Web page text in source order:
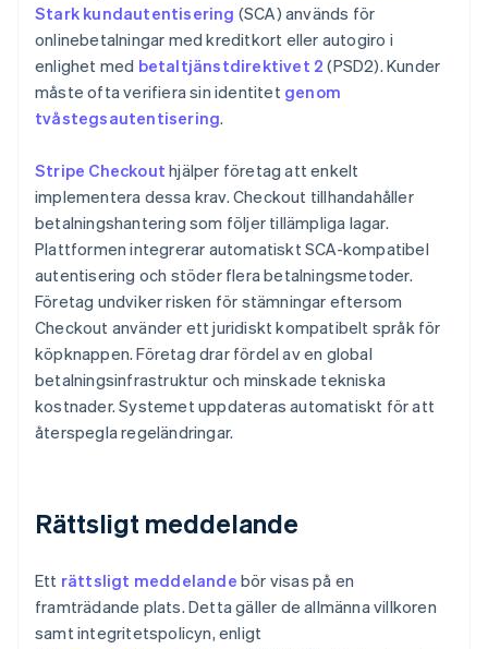
Stark kundautentisering (SCA) används för
onlinebetalningar med kreditkort eller autogiro i
enlighet med betaltjänstdirektivet 2 (PSD2). Kunder
måste ofta verifiera sin identitet genom
tvåstegsautentisering.
Stripe Checkout hjälper företag att enkelt
implementera dessa krav. Checkout tillhandahåller
betalningshantering som följer tillämpliga lagar.
Plattformen integrerar automatiskt SCA-kompatibel
autentisering och stöder flera betalningsmetoder.
Företag undviker risken för stämningar eftersom
Checkout använder ett juridiskt kompatibelt språk för
köpknappen. Företag drar fördel av en global
betalningsinfrastruktur och minskade tekniska
kostnader. Systemet uppdateras automatiskt för att
återspegla regeländringar.
Rättsligt meddelande
Ett rättsligt meddelande bör visas på en
framträdande plats. Detta gäller de allmänna villkoren
samt integritetspolicyn, enligt